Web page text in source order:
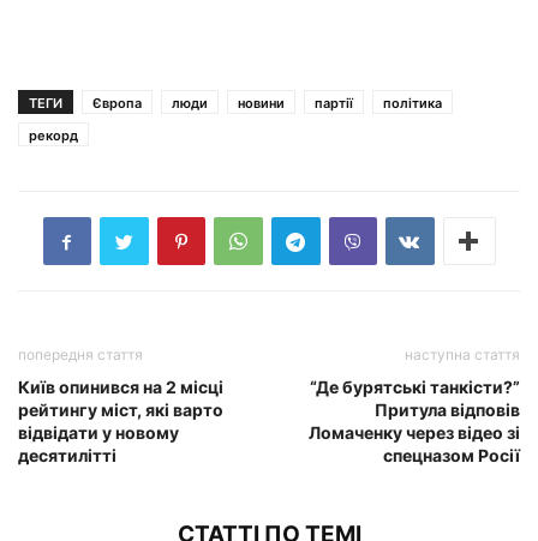
ТЕГИ Європа люди новини партії
політика
рекорд
попередня стаття
Київ опинився на 2 місці
рейтингу міст, які варто
відвідати у новому
десятилітті
наступна стаття
“Де бурятські танкісти?”
Притула відповів
Ломаченку через відео зі
спецназом Росії
СТАТТІ ПО ТЕМІ